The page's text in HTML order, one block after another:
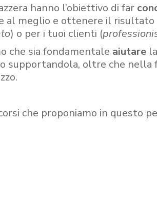
hanno l’obiettivo di far
al meglio e ottenere il
) o per i tuoi clienti (
che sia fondamentale aiutare
supportandola, oltre che nella
che proponiamo in questo